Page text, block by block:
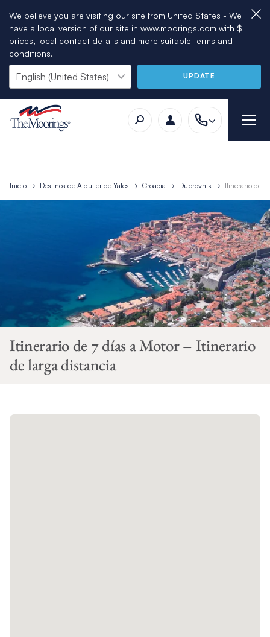
We believe you are visiting our site from United States - We
have a local version of our site in www.moorings.com with $
prices, local contact details and more suitable terms and
conditions.
UPDATE
Inicio Destinos de Alquiler de Yates Croacia Dubrovnik Itinerario de
Itinerario de 7 días a Motor – Itinerario
de larga distancia